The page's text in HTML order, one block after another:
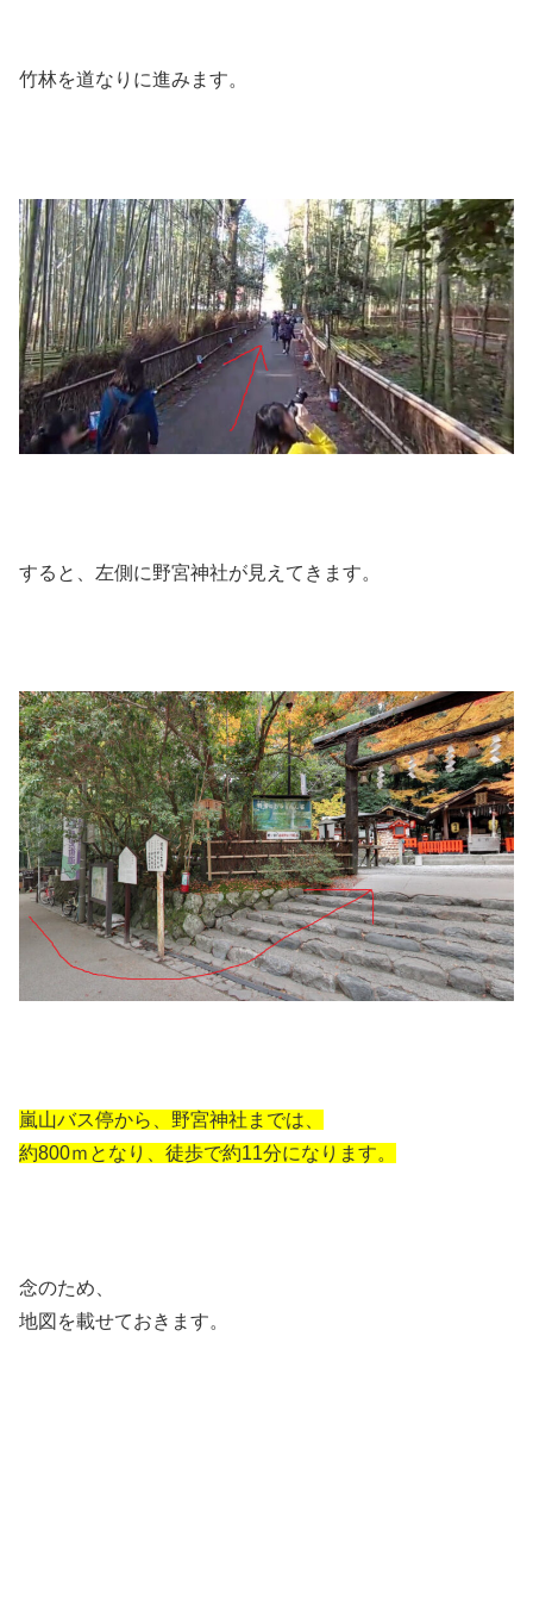
竹林を道なりに進みます。
すると、左側に野宮神社が見えてきます。
嵐山バス停から、野宮神社までは、
約800ｍとなり、徒歩で約11分になります。
念のため、
地図を載せておきます。